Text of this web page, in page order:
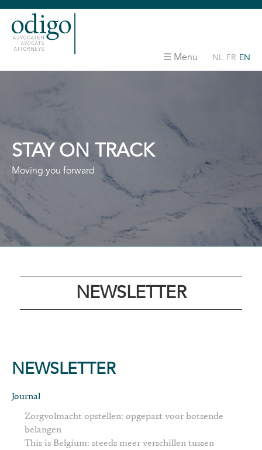
Menu NL FR EN
STAY ON TRACK
Moving you forward
NEWSLETTER
NEWSLETTER
Journal
Zorgvolmacht opstellen: opgepast voor botsende
belangen
This is Belgium: steeds meer verschillen tussen